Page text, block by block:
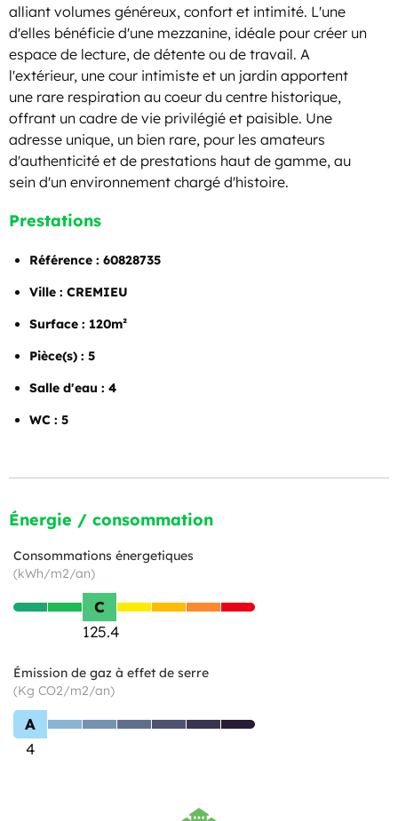
alliant volumes généreux, confort et intimité. L'une
d'elles bénéficie d'une mezzanine, idéale pour créer un
espace de lecture, de détente ou de travail. A
l'extérieur, une cour intimiste et un jardin apportent
une rare respiration au coeur du centre historique,
offrant un cadre de vie privilégié et paisible. Une
adresse unique, un bien rare, pour les amateurs
d'authenticité et de prestations haut de gamme, au
sein d'un environnement chargé d'histoire.
Prestations
Référence : 60828735
Ville : CREMIEU
Surface : 120m²
Pièce(s) : 5
Salle d'eau : 4
WC : 5
Énergie / consommation
Consommations énergetiques
(kWh/m2/an)
C
125.4
Émission de gaz à effet de serre
(Kg CO2/m2/an)
A
4